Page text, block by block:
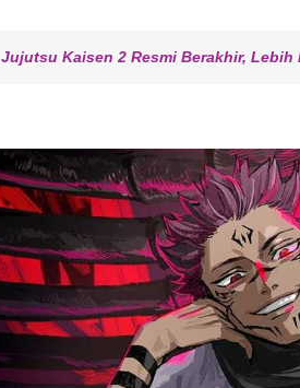
Jujutsu Kaisen 2 Resmi Berakhir, Lebih